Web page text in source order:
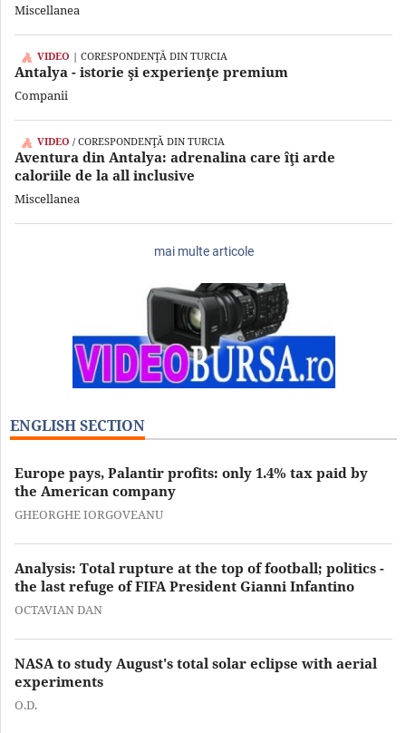
Miscellanea
VIDEO | CORESPONDENŢĂ DIN TURCIA
Antalya - istorie şi experienţe premium
Companii
VIDEO / CORESPONDENŢĂ DIN TURCIA
Aventura din Antalya: adrenalina care îţi arde
caloriile de la all inclusive
Miscellanea
mai multe articole
ENGLISH SECTION
Europe pays, Palantir profits: only 1.4% tax paid by
the American company
GHEORGHE IORGOVEANU
Analysis: Total rupture at the top of football; politics -
the last refuge of FIFA President Gianni Infantino
OCTAVIAN DAN
NASA to study August's total solar eclipse with aerial
experiments
O.D.